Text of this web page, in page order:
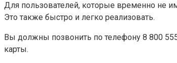
Для пользователей, которые временно не
Это также быстро и легко реализовать.
Вы должны позвонить по телефону 8 800
карты.